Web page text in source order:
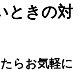
ときの対
らお気軽に